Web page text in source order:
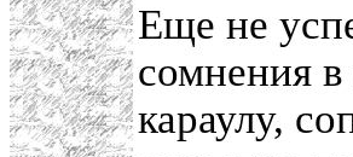
Еще не
сомнения
караулу,